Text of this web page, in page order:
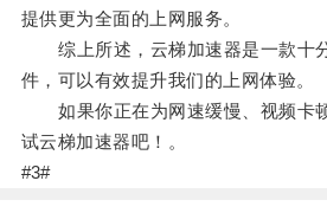
提供更为全面的上网服务。
综上所述，云梯加速器是一款十
件，可以有效提升我们的上网体验。
如果你正在为网速缓慢、视频卡
试云梯加速器吧！。
#3#